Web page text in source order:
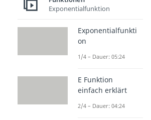
Exponentialfunktion
Exponentialfunkti
on
1/4 – Dauer: 05:24
E Funktion
einfach erklärt
2/4 – Dauer: 04:24